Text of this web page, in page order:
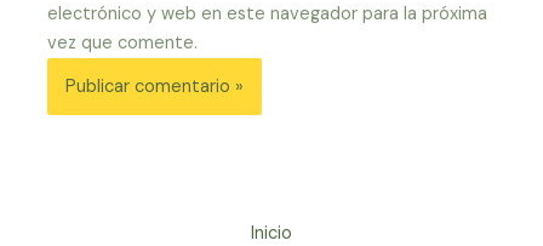
electrónico y web en este navegador para la próxima
vez que comente.
Inicio